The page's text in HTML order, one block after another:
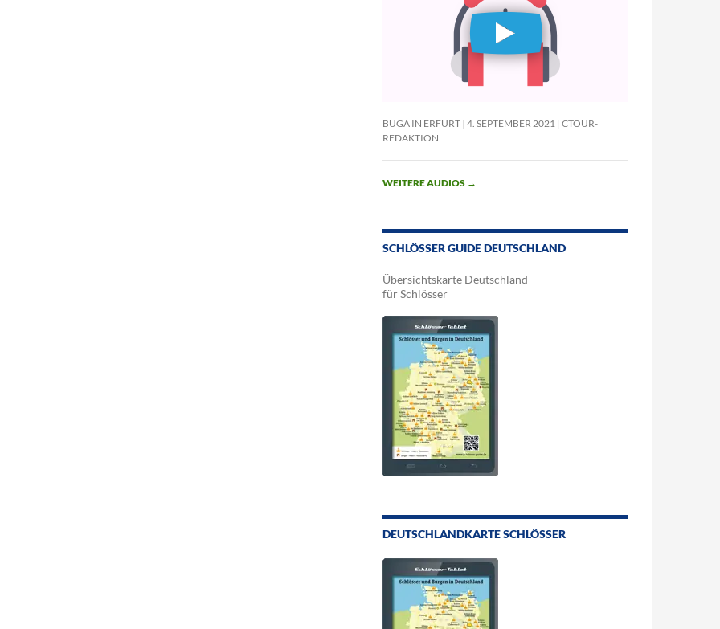
BUGA IN ERFURT 4. SEPTEMBER 2021
CTOUR-
REDAKTION
WEITERE AUDIOS →
SCHLÖSSER GUIDE DEUTSCHLAND
Übersichtskarte Deutschland
für Schlösser
DEUTSCHLANDKARTE SCHLÖSSER